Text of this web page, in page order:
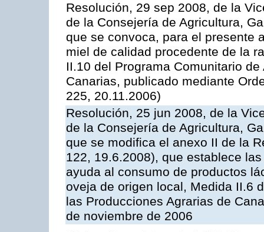
Resolución, 29 sep 2008, de la
de la Consejería de Agricultura,
que se convoca, para el presente
miel de calidad procedente de la
II.10 del Programa Comunitario
Canarias, publicado mediante
225, 20.11.2006)
Resolución, 25 jun 2008, de la
de la Consejería de Agricultura,
que se modifica el anexo II de la
122, 19.6.2008), que establece
ayuda al consumo de productos
oveja de origen local, Medida II.6
las Producciones Agrarias de
de noviembre de 2006